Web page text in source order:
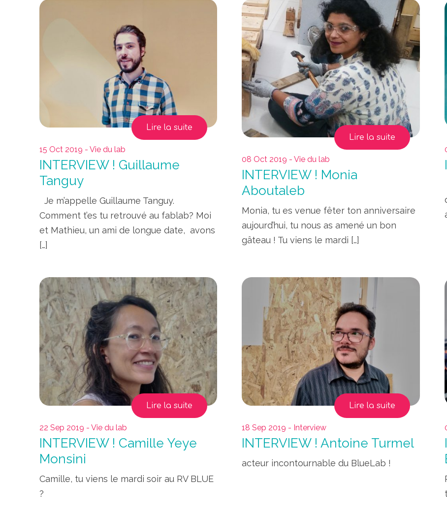
Lire la suite
15 Oct 2019 - Vie du lab
INTERVIEW ! Guillaume
Tanguy
Je m’appelle Guillaume Tanguy.
Comment t’es tu retrouvé au fablab? Moi
et Mathieu, un ami de longue date, avons
[…]
Lire la suite
08 Oct 2019 - Vie du lab
INTERVIEW ! Monia
Aboutaleb
Monia, tu es venue fêter ton anniversaire
aujourd’hui, tu nous as amené un bon
gâteau ! Tu viens le mardi […]
Lire la suite
22 Sep 2019 - Vie du lab
INTERVIEW ! Camille Yeye
Monsini
Camille, tu viens le mardi soir au RV BLUE
?
Lire la suite
18 Sep 2019 - Interview
INTERVIEW ! Antoine Turmel
acteur incontournable du BlueLab !